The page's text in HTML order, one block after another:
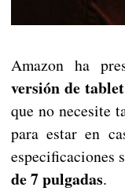
Amazon ha
versión de
que no necesite
para estar en
especificaciones
de 7 pulgadas.